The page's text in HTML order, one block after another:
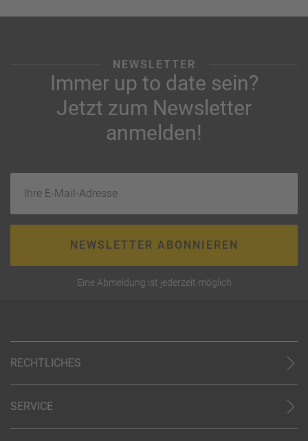
NEWSLETTER
Immer up to date sein?
Jetzt zum Newsletter
anmelden!
NEWSLETTER ABONNIEREN
Eine Abmeldung ist jederzeit möglich
RECHTLICHES
Datenschutz
Impressum
SERVICE